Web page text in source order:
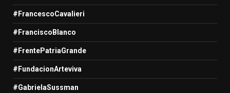
#FrancescoCavalieri
#FranciscoBlanco
#FrentePatriaGrande
#FundacionArteviva
#GabrielaSussman